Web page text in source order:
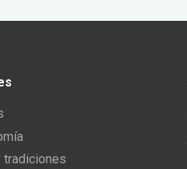
tradiciones